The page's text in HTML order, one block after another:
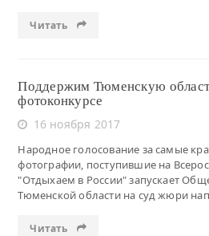
Читать
Поддержим Тюменскую
фотоконкурсе
16 ноября 2017
Народное голосование за самые
фотографии, поступившие на
"Отдыхаем в России" запускает
Тюменской области на суд жюри
Читать